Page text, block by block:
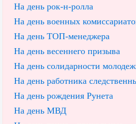
На день рок-н-ролла
На день военных
На день ТОП-менеджера
На день весеннего призыва
На день солидарности
На день работника
На день рождения Рунета
На день МВД